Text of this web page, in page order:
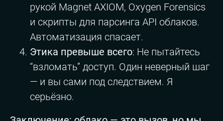
рукой Magnet AXIOM, Oxygen Forensics
и скрипты для парсинга API облаков.
Автоматизация спасает.
Этика превыше всего: Не пытайтесь
“взломать” доступ. Один неверный шаг
— и вы сами под следствием. Я
серьёзно.